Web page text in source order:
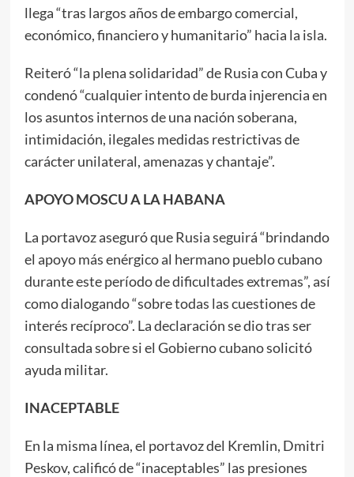
llega “tras largos años de embargo comercial,
económico, financiero y humanitario” hacia la isla.
Reiteró “la plena solidaridad” de Rusia con Cuba y
condenó “cualquier intento de burda injerencia en
los asuntos internos de una nación soberana,
intimidación, ilegales medidas restrictivas de
carácter unilateral, amenazas y chantaje”.
APOYO MOSCU A LA HABANA
La portavoz aseguró que Rusia seguirá “brindando
el apoyo más enérgico al hermano pueblo cubano
durante este período de dificultades extremas”, así
como dialogando “sobre todas las cuestiones de
interés recíproco”. La declaración se dio tras ser
consultada sobre si el Gobierno cubano solicitó
ayuda militar.
INACEPTABLE
En la misma línea, el portavoz del Kremlin, Dmitri
Peskov, calificó de “inaceptables” las presiones